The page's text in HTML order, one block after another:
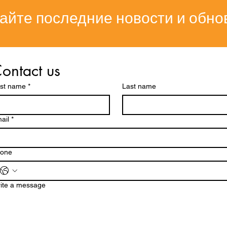
последние новости и
us
name * Last name
*
a message